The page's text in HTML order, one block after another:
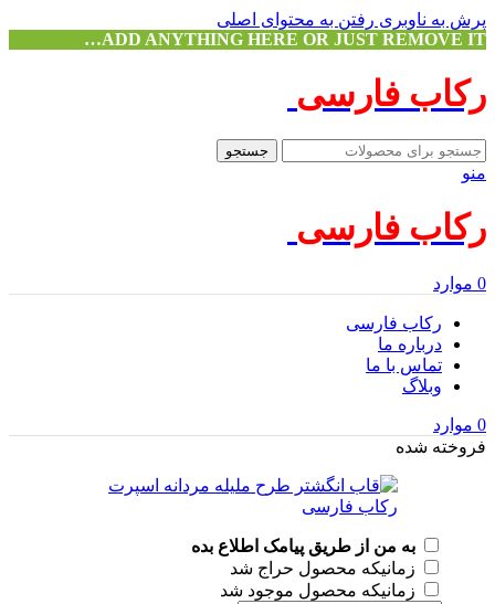
پرش به ناوبری رفتن به محتوای اصلی
ADD ANYTHING HERE OR JUST REMOVE IT…
رکاب فارسی
جستجو
منو
رکاب فارسی
0 موارد
رکاب فارسی
درباره ما
تماس با ما
وبلاگ
0 موارد
فروخته شده
به من از طریق پیامک اطلاع بده
زمانیکه محصول حراج شد
زمانیکه محصول موجود شد